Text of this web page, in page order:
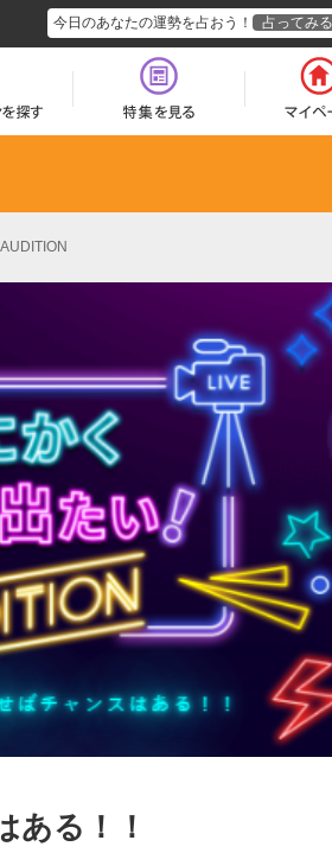
今日のあなたの運勢を占おう！ 占ってみる
ある！！